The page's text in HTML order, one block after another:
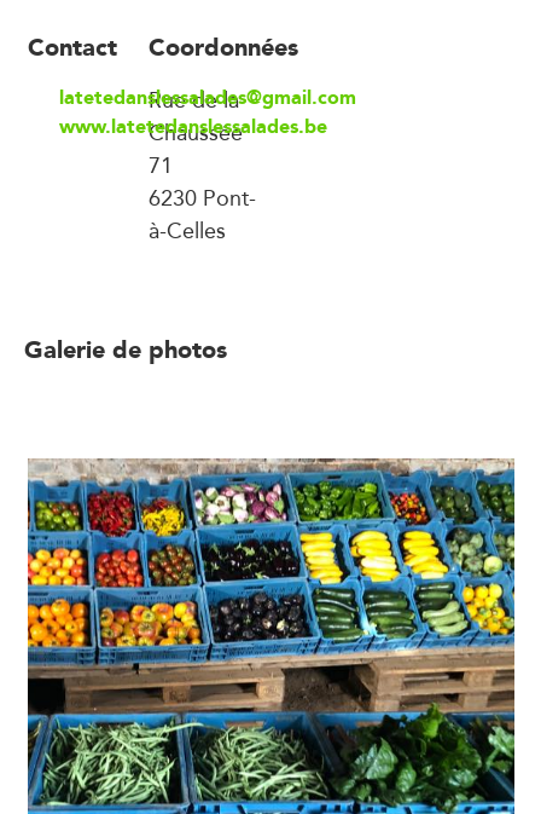
Contact
latetedanslessalades@gmail.com
www.latetedanslessalades.be
Coordonnées
Rue de la
Chaussée
71
6230 Pont-
à-Celles
Galerie de photos